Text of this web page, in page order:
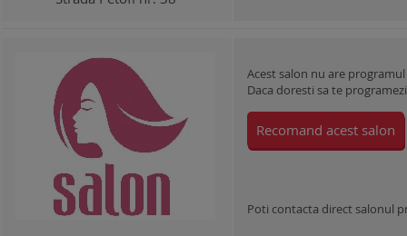
Acest salon nu are
Daca doresti sa te
Recomand acest salon
Poti contacta direct salonul